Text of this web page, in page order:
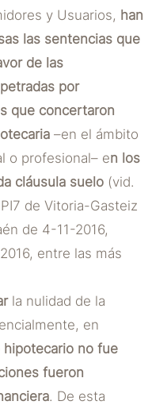
y Usuarios, han
las sentencias que
de las
por
que concertaron
–en el ámbito
o profesional– en los
cláusula suelo (vid.
de Vitoria-Gasteiz
de 4-11-2016,
entre las más
la nulidad de la
en
no fue
fueron
. De esta